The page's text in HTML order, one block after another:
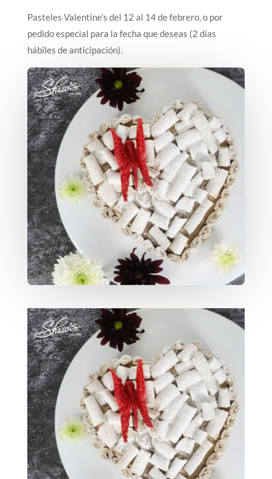
Pasteles Valentine’s del 12 al 14 de febrero, o por
pedido especial para la fecha que deseas (2 días
hábiles de anticipación).